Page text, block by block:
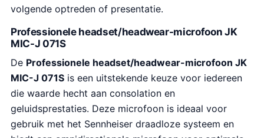
volgende optreden of presentatie.
Professionele headset/headwear-microfoon JK
MIC-J 071S
De Professionele headset/headwear-microfoon JK
MIC-J 071S is een uitstekende keuze voor iedereen
die waarde hecht aan consolation en
geluidsprestaties. Deze microfoon is ideaal voor
gebruik met het Sennheiser draadloze systeem en